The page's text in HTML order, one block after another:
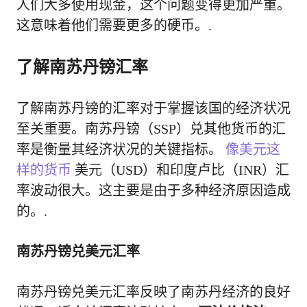
人们大多使用现金，这个问题变得更加严重。
这意味着他们需要更多的硬币。.
了解南苏丹镑汇率
了解南苏丹镑的汇率对于掌握该国的经济状况
至关重要。南苏丹镑（SSP）兑其他货币的汇
率是衡量其经济状况的关键指标。 像美元这
样的货币 美元（USD）和印度卢比（INR）汇
率波动很大。这主要是由于多种经济原因造成
的。.
南苏丹镑兑美元汇率
南苏丹镑兑美元汇率反映了南苏丹经济的良好